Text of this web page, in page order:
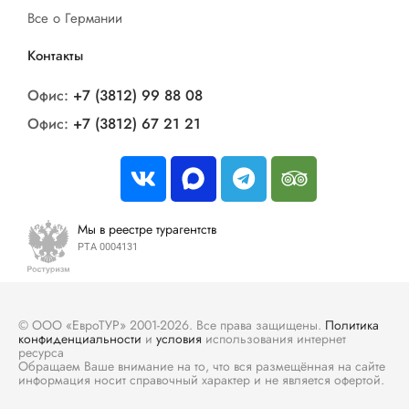
полученные за день впечатления в диско-бар,
расположенный в живописном месте, на самом
особенность базы — это Ая – теплая вода в
летние месяцы. Можно взять в аренду катамаран
и добраться в любой уголок озера.
Все о Германии
Контакты
Офис: +7 (3812) 99 88 08
Офис: +7 (3812) 67 21 21
Мы в реестре турагентств
РТА 0004131
© ООО «ЕвроТУР» 2001-2026. Все права защищены. Политика
конфиденциальности и условия использования интернет
ресурса
Обращаем Ваше внимание на то, что вся размещённая на сайте
информация носит справочный характер и не является офертой.